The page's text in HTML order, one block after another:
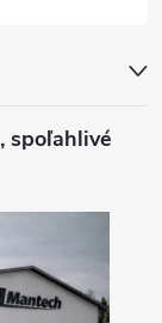
spoľahlivé